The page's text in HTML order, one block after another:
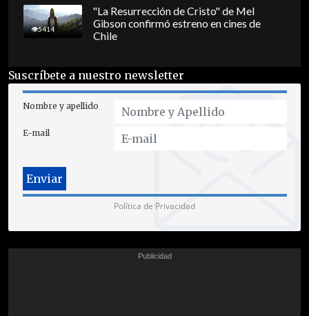
5414
"La Resurrección de Cristo" de Mel
Gibson confirmó estreno en cines de
Chile
Suscríbete a nuestro newsletter
Nombre y apellido
E-mail
Política de Privacidad